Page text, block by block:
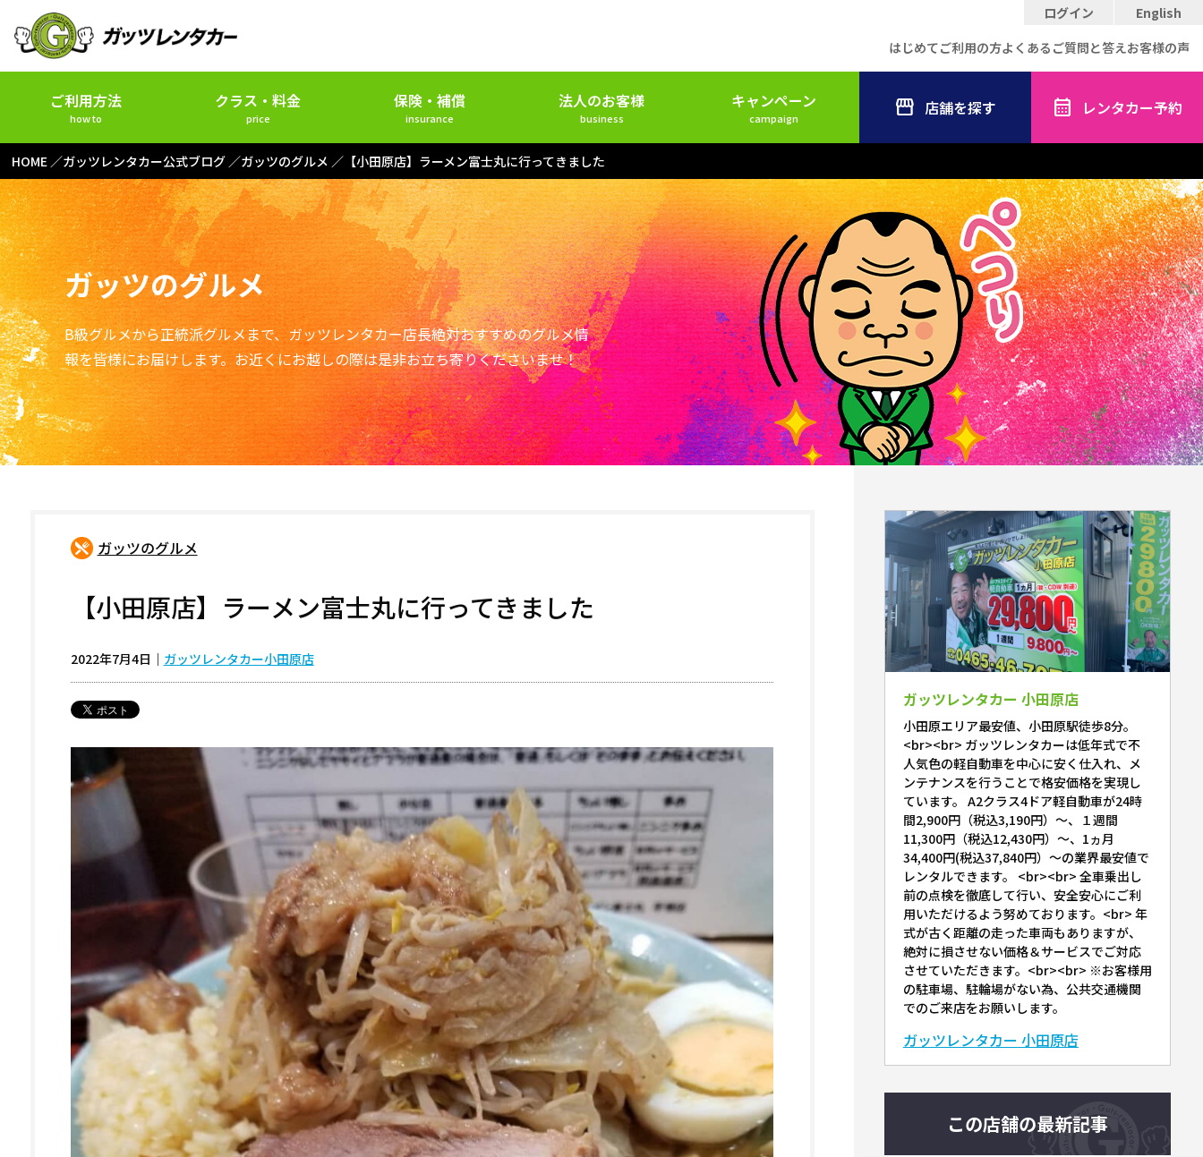
ログイン
English
はじめてご利用の方よくあるご質問と答えお客様の声
ご利用方法
how to
クラス・料金
price
保険・補償
insurance
法人のお客様
business
キャンペーン
campaign 店舗を探す レンタカー予約
HOME ガッツレンタカー公式ブログ ガッツのグルメ 【小田原店】ラーメン富士丸に行ってきました
ガッツのグルメ
B級グルメから正統派グルメまで、ガッツレンタカー店長絶対おすすめのグルメ情
報を皆様にお届けします。お近くにお越しの際は是非お立ち寄りくださいませ！
ガッツのグルメ
【小田原店】ラーメン富士丸に行ってきました
2022年7月4日 ｜ ガッツレンタカー小田原店
ガッツレンタカー 小田原店
小田原エリア最安値、小田原駅徒歩8分。
<br><br> ガッツレンタカーは低年式で不
人気色の軽自動車を中心に安く仕入れ、メ
ンテナンスを行うことで格安価格を実現し
ています。 A2クラス4ドア軽自動車が24時
間2,900円（税込3,190円）～、１週間
11,300円（税込12,430円）～、1ヵ月
34,400円(税込37,840円）～の業界最安値で
レンタルできます。 <br><br> 全車乗出し
前の点検を徹底して行い、安全安心にご利
用いただけるよう努めております。<br> 年
式が古く距離の走った車両もありますが、
絶対に損させない価格＆サービスでご対応
させていただきます。<br><br> ※お客様用
の駐車場、駐輪場がない為、公共交通機関
でのご来店をお願いします。
ガッツレンタカー 小田原店
この店舗の最新記事